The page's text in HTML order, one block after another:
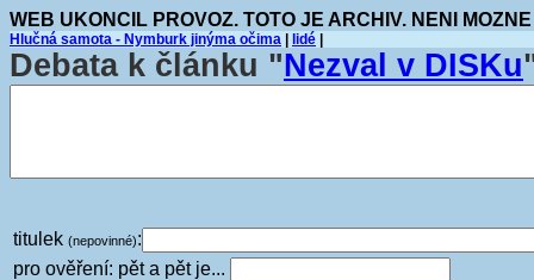
WEB UKONCIL PROVOZ. TOTO JE ARCHIV. NENI
Hlučná samota - Nymburk jinýma očima lidé
Debata k článku "Nezval v DISKu
titulek (nepovinné):
pro ověření: pět a pět je...